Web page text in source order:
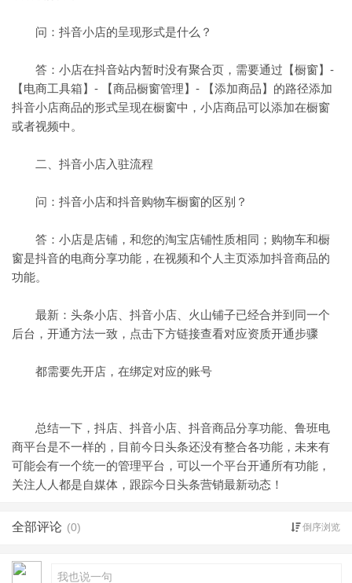
问：抖音小店的呈现形式是什么？
答：小店在抖音站内暂时没有聚合页，需要通过【橱窗】-
【电商工具箱】- 【商品橱窗管理】- 【添加商品】的路径添加
抖音小店商品的形式呈现在橱窗中，小店商品可以添加在橱窗
或者视频中。
二、抖音小店入驻流程
问：抖音小店和抖音购物车橱窗的区别？
答：小店是店铺，和您的淘宝店铺性质相同；购物车和橱
窗是抖音的电商分享功能，在视频和个人主页添加抖音商品的
功能。
最新：头条小店、抖音小店、火山铺子已经合并到同一个
后台，开通方法一致，点击下方链接查看对应资质开通步骤
都需要先开店，在绑定对应的账号
总结一下，抖店、抖音小店、抖音商品分享功能、鲁班电
商平台是不一样的，目前今日头条还没有整合各功能，未来有
可能会有一个统一的管理平台，可以一个平台开通所有功能，
关注人人都是自媒体，跟踪今日头条营销最新动态！
全部评论 (0) 倒序浏览